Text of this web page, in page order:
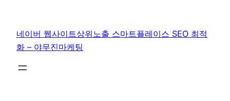
네이버 웹사이트상위노출 스마트플레이스 SEO 최적
화 – 야무진마케팅